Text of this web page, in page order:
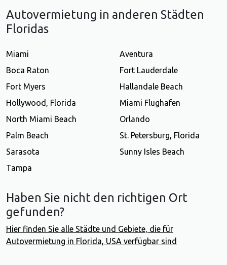
Autovermietung in anderen Städten
Floridas
Miami
Aventura
Boca Raton
Fort Lauderdale
Fort Myers
Hallandale Beach
Hollywood, Florida
Miami Flughafen
North Miami Beach
Orlando
Palm Beach
St. Petersburg, Florida
Sarasota
Sunny Isles Beach
Tampa
Haben Sie nicht den richtigen Ort
gefunden?
Hier finden Sie alle Städte und Gebiete, die für
Autovermietung in Florida, USA verfügbar sind